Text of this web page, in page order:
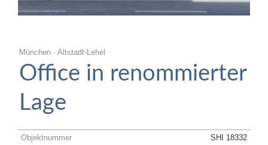
München · Altstadt-Lehel
Office in renommierter
Lage
Objektnummer
SHI 18332